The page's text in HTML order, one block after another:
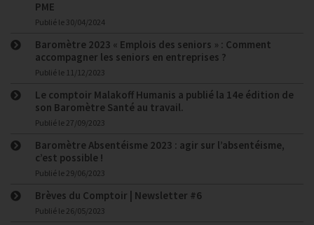
PME
Publié le 30/04/2024
Baromètre 2023 « Emplois des seniors » : Comment
accompagner les seniors en entreprises ?
Publié le 11/12/2023
Le comptoir Malakoff Humanis a publié la 14e édition de
son Baromètre Santé au travail.
Publié le 27/09/2023
Baromètre Absentéisme 2023 : agir sur l’absentéisme,
c’est possible !
Publié le 29/06/2023
Brèves du Comptoir | Newsletter #6
Publié le 26/05/2023